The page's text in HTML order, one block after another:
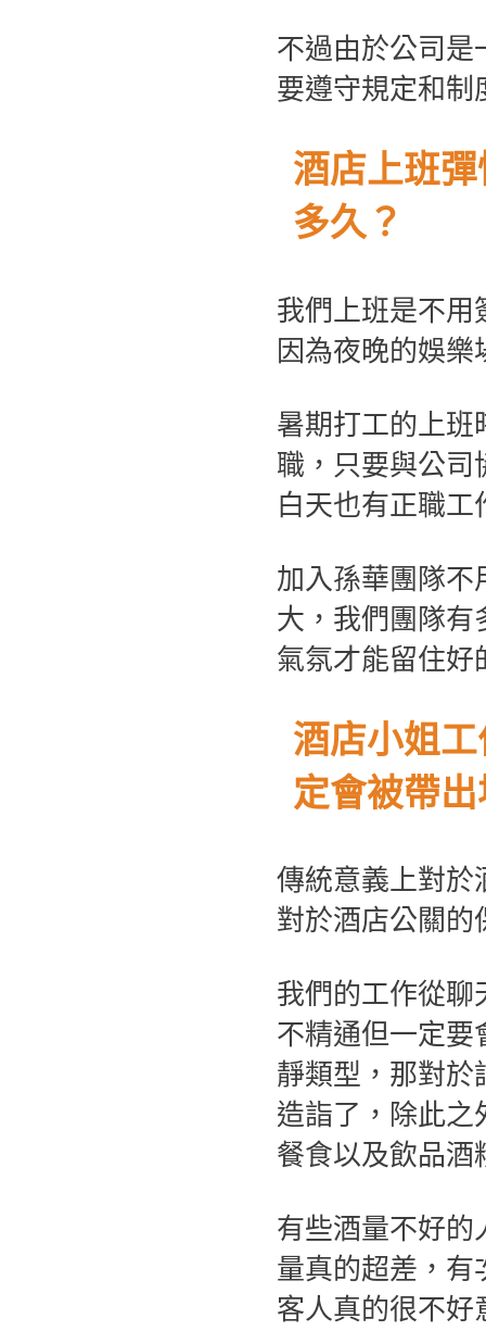
不過由於公司是
要遵守規定和制
酒店上班
多久？
我們上班是不用
因為夜晚的娛
暑期打工的上班
職，只要與公司
白天也有正職
加入孫華團隊不
大，我們團隊有
氣氛才能留住好
酒店小姐
定會被帶
傳統意義上對於
對於酒店公關的
我們的工作從聊
不精通但一定要
靜類型，那對於
造詣了，除此之
餐食以及飲品酒
有些酒量不好的
量真的超差，有
客人真的很不好